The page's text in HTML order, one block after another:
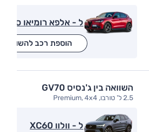
ל - אלפא רומיאו סטלביו
הוספת רכב להשוואה
השוואה בין ג'נסיס GV70
2.5 ל' טורבו, Premium, 4x4
ל - וולוו XC60